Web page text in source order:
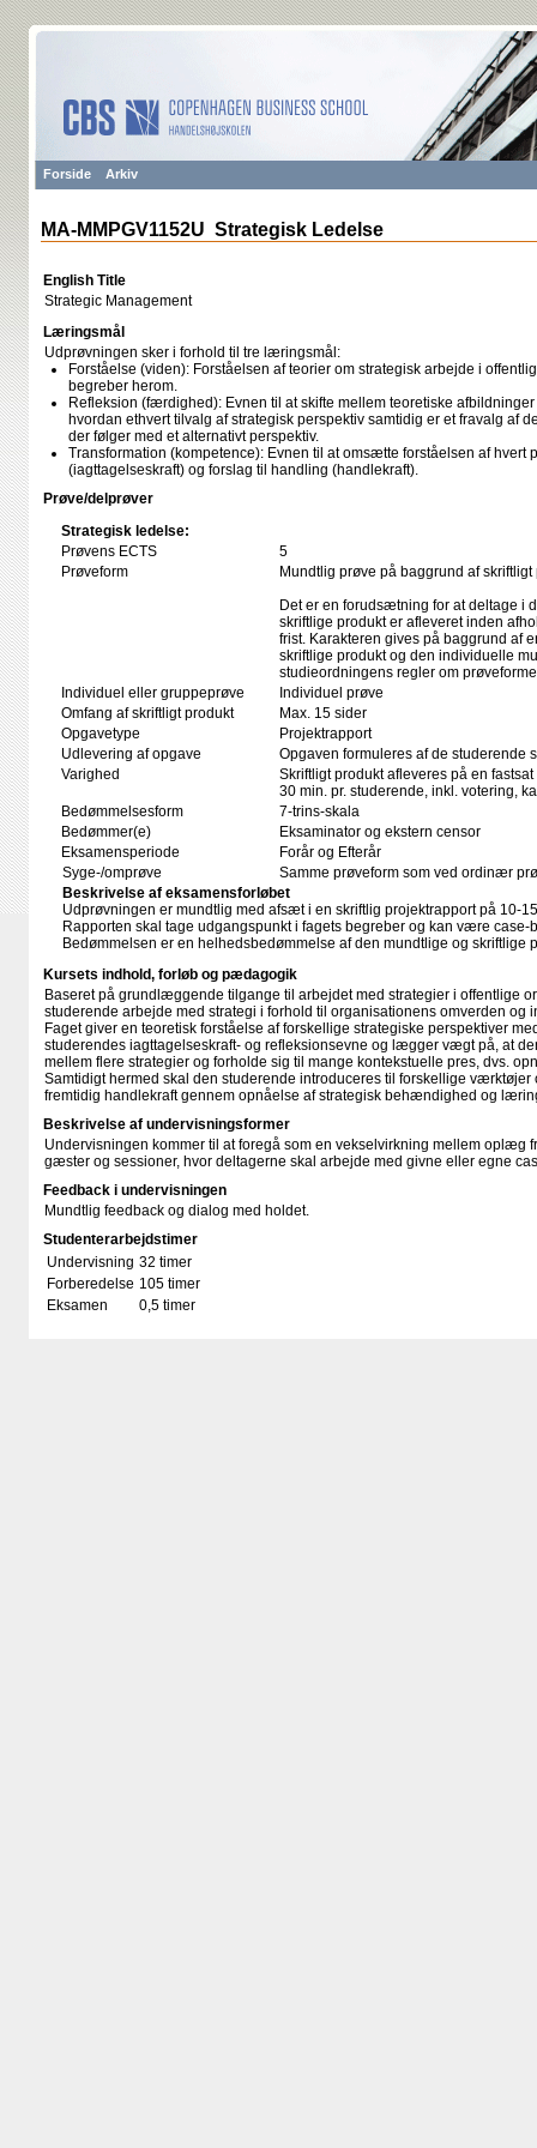
Forside Arkiv
MA-MMPGV1152U Strategisk Ledelse
English Title
Strategic Management
Læringsmål
Udprøvningen sker i forhold til tre læringsmål:
Forståelse (viden): Forståelsen af teorier om strategisk arbejde i
begreber herom.
Refleksion (færdighed): Evnen til at skifte mellem teoretiske
hvordan ethvert tilvalg af strategisk perspektiv samtidig er et fravalg af
der følger med et alternativt perspektiv.
Transformation (kompetence): Evnen til at omsætte forståelsen af hvert
(iagttagelseskraft) og forslag til handling (handlekraft).
Prøve/delprøver
Strategisk ledelse:
Prøvens ECTS
5
Prøveform
Mundtlig prøve på baggrund af skriftligt
Det er en forudsætning for at deltage i
skriftlige produkt er afleveret inden
frist. Karakteren gives på baggrund af
skriftlige produkt og den individuelle
studieordningens regler om
Individuel eller gruppeprøve
Individuel prøve
Omfang af skriftligt produkt
Max. 15 sider
Opgavetype
Projektrapport
Udlevering af opgave
Opgaven formuleres af de studerende
Varighed
Skriftligt produkt afleveres på en
30 min. pr. studerende, inkl. votering,
Bedømmelsesform
7-trins-skala
Bedømmer(e)
Eksaminator og ekstern censor
Eksamensperiode
Forår og Efterår
Syge-/omprøve
Samme prøveform som ved ordinær
Beskrivelse af eksamensforløbet
Udprøvningen er mundtlig med afsæt i en skriftlig projektrapport på 10-
Rapporten skal tage udgangspunkt i fagets begreber og kan være case-
Bedømmelsen er en helhedsbedømmelse af den mundtlige og skriftlige
Kursets indhold, forløb og pædagogik
Baseret på grundlæggende tilgange til arbejdet med strategier i offentlige
studerende arbejde med strategi i forhold til organisationens omverden og
Faget giver en teoretisk forståelse af forskellige strategiske perspektiver
studerendes iagttagelseskraft- og refleksionsevne og lægger vægt på, at
mellem flere strategier og forholde sig til mange kontekstuelle pres, dvs.
Samtidigt hermed skal den studerende introduceres til forskellige værktøjer
fremtidig handlekraft gennem opnåelse af strategisk behændighed og
Beskrivelse af undervisningsformer
Undervisningen kommer til at foregå som en vekselvirkning mellem oplæg
gæster og sessioner, hvor deltagerne skal arbejde med givne eller egne
Feedback i undervisningen
Mundtlig feedback og dialog med holdet.
Studenterarbejdstimer
Undervisning 32 timer
Forberedelse 105 timer
Eksamen
0,5 timer